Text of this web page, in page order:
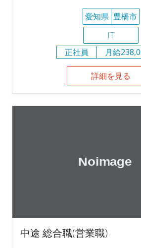
愛知県 豊橋市
IT
正社員
月給
詳細を見る
中途 総合職(営業職)